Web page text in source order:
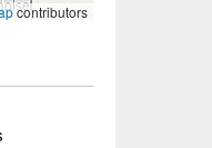
contributors